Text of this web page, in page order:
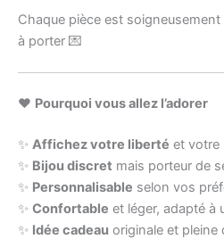
Chaque pièce est
à porter 💌
❤️ Pourquoi vous allez l’adorer
✨ Affichez votre liberté et votre
✨ Bijou discret mais porteur de
✨ Personnalisable selon vos
✨ Confortable et léger, adapté à
✨ Idée cadeau originale et pleine